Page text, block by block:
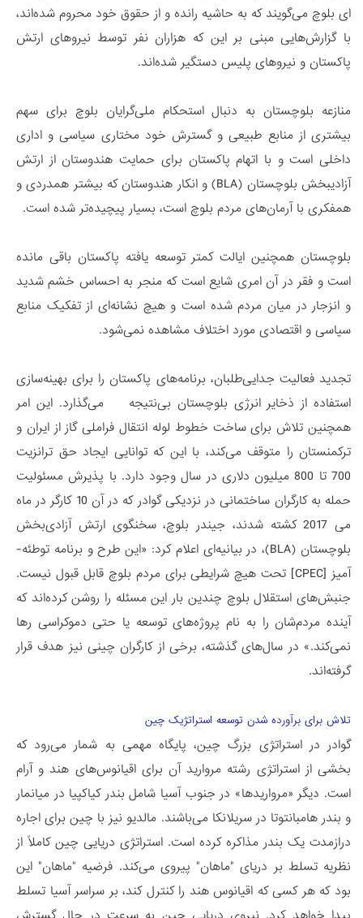
ای بلوچ می­‌گویند که به حاشیه رانده و از حقوق خود محروم شده­‌اند،
با گزارش‌هایی مبنی بر این که هزاران نفر توسط نیروهای ارتش
پاکستان و نیروهای پلیس دستگیر شده‌اند.
منازعه بلوچستان به دنبال استحکام ملی­‌گرایان بلوچ برای سهم
بیشتری از منابع طبیعی و گسترش خود مختاری سیاسی و اداری
داخلی است و با اتهام پاکستان برای حمایت هندوستان از ارتش
آزادیبخش بلوچستان (BLA) و انکار هندوستان که بیشتر همدردی و
همفکری با آرمان­‌های مردم بلوچ است، بسیار پیچیده­‌تر شده است.
بلوچستان همچنین ایالت کمتر توسعه یافته پاکستان باقی مانده
است و فقر در آن امری شایع است که منجر به احساس خشم شدید
و انزجار در میان مردم شده است و هیچ نشانه­‌ای از تفکیک منابع
سیاسی و اقتصادی مورد اختلاف مشاهده نمی­‌شود.
تجدید فعالیت جدایی­‌طلبان، برنامه­‌های پاکستان را برای بهینه­‌سازی
استفاده از ذخایر انرژی بلوچستان بی­‌نتیجه می­‌گذارد. این امر
همچنین تلاش برای ساخت خطوط لوله انتقال فراملی گاز از ایران و
ترکمنستان را متوقف می­‌کند، با این که توانایی ایجاد حق ترانزیت
700 تا 800 میلیون دلاری در سال وجود دارد. با پذیرش مسئولیت
حمله به کارگران ساختمانی در نزدیکی گوادر که در آن 10 کارگر در ماه
می 2017 کشته شدند، جیندر بلوچ، سخنگوی ارتش آزادی‌بخش
بلوچستان (BLA)، در بیانیه­‌ای اعلام کرد: «این طرح و برنامه توطئه­
آمیز [CPEC] تحت هیچ شرایطی برای مردم بلوچ قابل قبول نیست.
جنبش­‌های استقلال بلوچ چندین بار این مسئله را روشن کرده‌اند که
آینده مردم‌شان را به نام پروژه­‌های توسعه یا حتی دموکراسی رها
نمی­‌کند.» در سال­‌های گذشته، برخی از کارگران چینی نیز هدف قرار
گرفته­‌اند.
تلاش برای برآورده شدن توسعه استراتژیک چین
گوادر در استراتژی بزرگ چین، پایگاه مهمی به شمار می­‌رود که
بخشی از استراتژی رشته مروارید آن برای اقیانوس‌های هند و آرام
است. دیگر «مرواریدها» در جنوب آسیا شامل بندر کیاکپیا در میانمار
و بندر هامبانتوتا در سریلانکا می­‌باشند. مالدیو نیز با چین برای اجاره
دراز‌مدت یک بندر مذاکره کرده است. استراتژی دریایی چین کاملاً از
نظریه تسلط بر دریای "ماهان" پیروی می­‌کند. فرضیه "ماهان" این
بود که هر کسی که اقیانوس هند را کنترل کند، بر سراسر آسیا تسلط